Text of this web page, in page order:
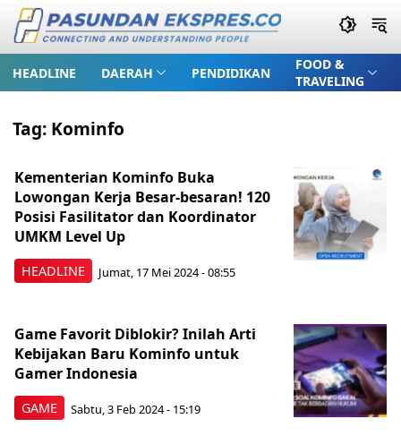
HEADLINE DAERAH PENDIDIKAN
FOOD &
TRAVELING
Tag: Kominfo
HEADLINE
Kementerian Kominfo Buka
Lowongan Kerja Besar-besaran! 120
Posisi Fasilitator dan Koordinator
UMKM Level Up
Jumat, 17 Mei 2024 - 08:55
GAME
Game Favorit Diblokir? Inilah Arti
Kebijakan Baru Kominfo untuk
Gamer Indonesia
Sabtu, 3 Feb 2024 - 15:19